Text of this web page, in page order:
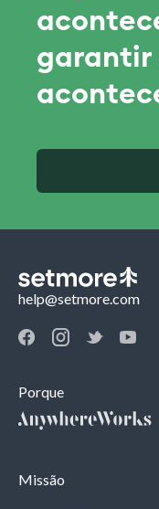
garantir
help@setmore.com
Porque
Missão